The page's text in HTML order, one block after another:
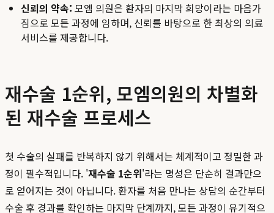
신뢰의 약속: 모엠 의원은 환자의 마지막 희망이라는 마음가
짐으로 모든 과정에 임하며, 신뢰를 바탕으로 한 최상의 의료
서비스를 제공합니다.
재수술 1순위, 모엠의원의 차별화
된 재수술 프로세스
첫 수술의 실패를 반복하지 않기 위해서는 체계적이고 정밀한 과
정이 필수적입니다. '재수술 1순위'라는 명성은 단순히 결과만으
로 얻어지는 것이 아닙니다. 환자를 처음 만나는 상담의 순간부터
수술 후 경과를 확인하는 마지막 단계까지, 모든 과정이 유기적으